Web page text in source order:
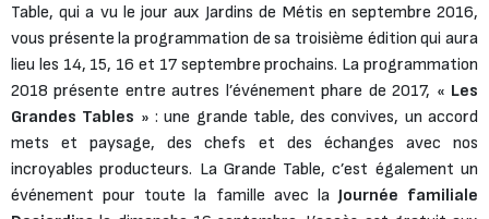
Table, qui a vu le jour aux Jardins de Métis en septembre 2016,
vous présente la programmation de sa troisième édition qui aura
lieu les 14, 15, 16 et 17 septembre prochains. La programmation
2018 présente entre autres l’événement phare de 2017, « Les
Grandes Tables » : une grande table, des convives, un accord
mets et paysage, des chefs et des échanges avec nos
incroyables producteurs. La Grande Table, c’est également un
événement pour toute la famille avec la Journée familiale